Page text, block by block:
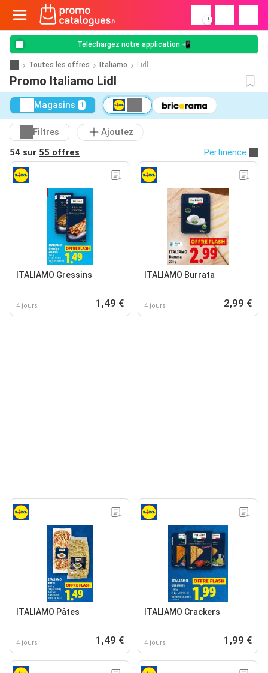
!
Téléchargez notre application 📲
Toutes les offres Italiamo Lidl
Promo Italiamo Lidl
Magasins 1
Filtres
Ajoutez
54 sur 55 offres Pertinence
ITALIAMO Gressins
4 jours 1,49 €
ITALIAMO Burrata
4 jours 2,99 €
ITALIAMO Pâtes
4 jours 1,49 €
ITALIAMO Crackers
4 jours 1,99 €